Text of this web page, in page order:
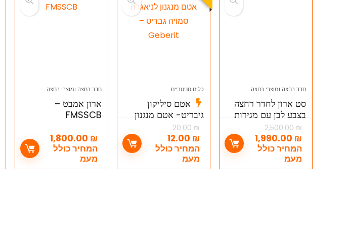
חדר רחצה ומוצרי רחצה
סט ארון לחדר רחצה
בצבע לבן עם מגירות
כיור ומראה – סט
מושלם לאמבט (סט
ארגירה)
2,500.00₪
1,990.00 ₪
המחיר כולל
מעמ
כלים סניטריים
אטם סיליקון
גיבריט- אטם מנגנון
לניאגרה סמויה גבריט
– Geberit
20.00₪
12.00 ₪
המחיר כולל
מעמ
חדר רחצה ומוצרי רחצה
ארון אמבט –
FMSSCB
1,800.00 ₪
המחיר כולל
מעמ